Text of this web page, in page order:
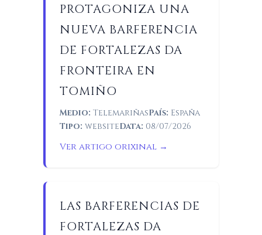
PROTAGONIZA UNA
NUEVA BARFERENCIA
DE FORTALEZAS DA
FRONTEIRA EN
TOMIÑO
Medio: TelemariñasPaís: España
Tipo: websiteData: 08/07/2026
Ver artigo orixinal →
LAS BARFERENCIAS DE
FORTALEZAS DA